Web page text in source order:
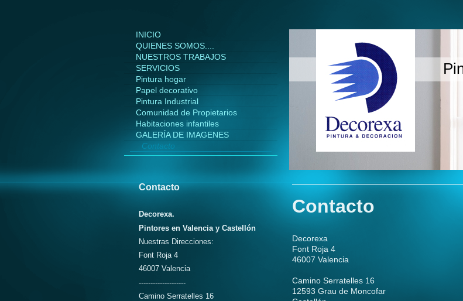
Contacto
Decorexa
Font Roja 4
46007 Valencia
Camino Serratelles 16
12593 Grau de Moncofar
INICIO
QUIENES SOMOS....
NUESTROS TRABAJOS
SERVICIOS
Pintura hogar
Papel decorativo
Pintura Industrial
Comunidad de Propietarios
Habitaciones infantiles
GALERÍA DE IMAGENES
Contacto
Contacto
Decorexa.
Pintores en Valencia y Castellón
Nuestras Direcciones:
Font Roja 4
46007 Valencia
--------------------
Camino Serratelles 16